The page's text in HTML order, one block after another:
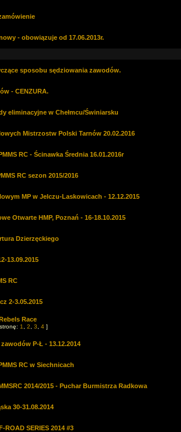
- obowiązuje od 17.06.2013r.
sposobu sędziowania zawodów.
- CENZURA.
eliminacyjne w Chełmcu/Świniarsku
Mistrzostw Polski Tarnów 20.02.2016
RC - Ścinawka Średnia 16.01.2016r
RC sezon 2015/2016
MP w Jelczu-Laskowicach - 12.12.2015
Otwarte HMP, Poznań - 16-18.10.2015
Dzierzęckiego
13.09.2015
RC
2-3.05.2015
Race
1 2 3 4 ]
P-Ł - 13.12.2014
RC w Siechnicach
2014/2015 - Puchar Burmistrza Radkowa
30-31.08.2014
ROAD SERIES 2014 #3